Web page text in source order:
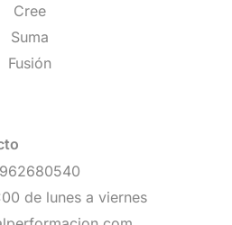
Cree
Suma
Fusión
962680540
de lunes a viernes